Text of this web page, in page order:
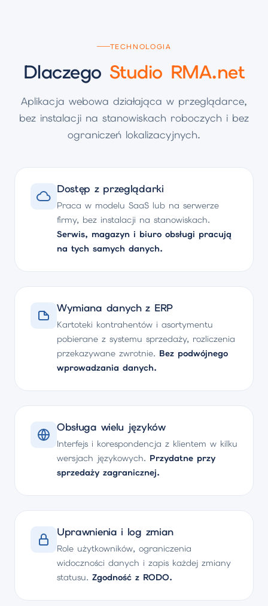
TECHNOLOGIA
Dlaczego Studio RMA.net
Aplikacja webowa działająca w przeglądarce,
bez instalacji na stanowiskach roboczych i bez
ograniczeń lokalizacyjnych.
Dostęp z przeglądarki
Praca w modelu SaaS lub na serwerze
firmy, bez instalacji na stanowiskach.
Serwis, magazyn i biuro obsługi pracują
na tych samych danych.
Wymiana danych z ERP
Kartoteki kontrahentów i asortymentu
pobierane z systemu sprzedaży, rozliczenia
przekazywane zwrotnie. Bez podwójnego
wprowadzania danych.
Obsługa wielu języków
Interfejs i korespondencja z klientem w kilku
wersjach językowych. Przydatne przy
sprzedaży zagranicznej.
Uprawnienia i log zmian
Role użytkowników, ograniczenia
widoczności danych i zapis każdej zmiany
statusu. Zgodność z RODO.